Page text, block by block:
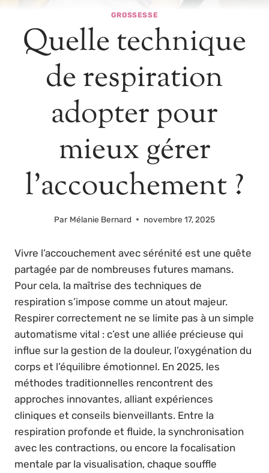
GROSSESSE
Quelle technique
de respiration
adopter pour
mieux gérer
l’accouchement ?
Par Mélanie Bernard novembre 17, 2025
Vivre l’accouchement avec sérénité est une quête
partagée par de nombreuses futures mamans.
Pour cela, la maîtrise des techniques de
respiration s’impose comme un atout majeur.
Respirer correctement ne se limite pas à un simple
automatisme vital : c’est une alliée précieuse qui
influe sur la gestion de la douleur, l’oxygénation du
corps et l’équilibre émotionnel. En 2025, les
méthodes traditionnelles rencontrent des
approches innovantes, alliant expériences
cliniques et conseils bienveillants. Entre la
respiration profonde et fluide, la synchronisation
avec les contractions, ou encore la focalisation
mentale par la visualisation, chaque souffle